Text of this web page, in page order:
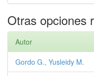
Otras opciones
Autor
Gordo G., Yusleidy M.